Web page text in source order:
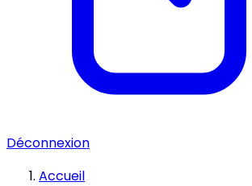
Déconnexion
Accueil